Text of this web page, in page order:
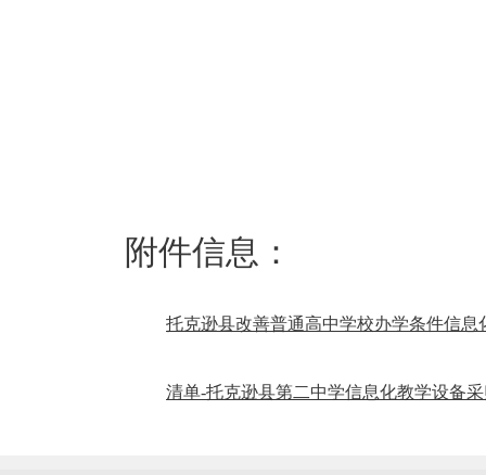
附件信息：
托克逊县改善普通高中学校办学条件信息
清单-托克逊县第二中学信息化教学设备